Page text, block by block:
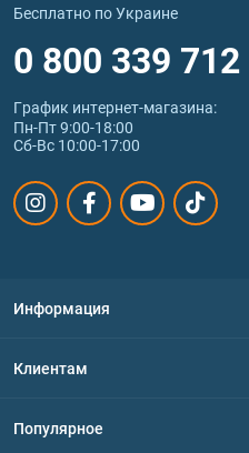
Бесплатно по Украине
0 800 339 712
График интернет‑магазина:
Пн-Пт 9:00-18:00
Сб-Вс 10:00-17:00
Информация
Политика
Клиентам
Популярное